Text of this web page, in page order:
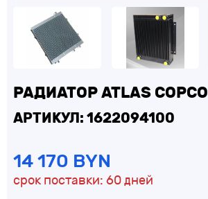
РАДИАТОР ATLAS COPCO
АРТИКУЛ: 1622094100
14 170 BYN
срок поставки: 60 дней